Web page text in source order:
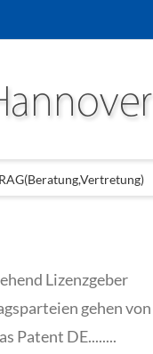
Lizenzgeber
gehen von
Patent DE........